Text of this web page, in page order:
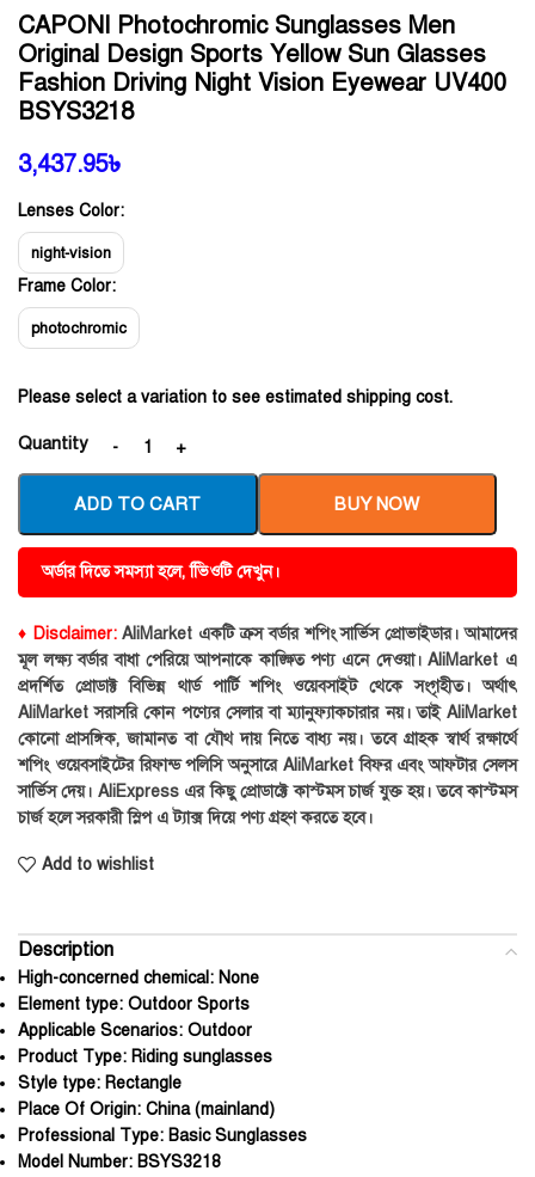
CAPONI Photochromic Sunglasses Men
Original Design Sports Yellow Sun Glasses
Fashion Driving Night Vision Eyewear UV400
BSYS3218
3,437.95৳
Lenses Color:
night-vision
Frame Color:
photochromic
Please select a variation to see estimated shipping cost.
Quantity
ADD TO CART BUY NOW
অর্ডার দিতে সমস্যা হলে, ভিিওটি দেখুন।
♦ Disclaimer:AliMarket একটি ক্রস বর্ডার শপিং সার্ভিস প্রোভাইডার। আমাদের
মূল লক্ষ্য বর্ডার বাধা পেরিয়ে আপনাকে কাঙ্ক্ষিত পণ্য এনে দেওয়া। AliMarket এ
প্রদর্শিত প্রোডাক্ট বিভিন্ন থার্ড পার্টি শপিং ওয়েবসাইট থেকে সংগৃহীত। অর্থাৎ
AliMarket সরাসরি কোন পণ্যের সেলার বা ম্যানুফ্যাকচারার নয়। তাই AliMarket
কোনো প্রাসঙ্গিক, জামানত বা যৌথ দায় নিতে বাধ্য নয়। তবে গ্রাহক স্বার্থ রক্ষার্থে
শপিং ওয়েবসাইটের রিফান্ড পলিসি অনুসারে AliMarket বিফর এবং আফটার সেলস
সার্ভিস দেয়। AliExpress এর কিছু প্রোডাক্টে কাস্টমস চার্জ যুক্ত হয়। তবে কাস্টমস
চার্জ হলে সরকারী স্লিপ এ ট্যাক্স দিয়ে পণ্য গ্রহণ করতে হবে।
Add to wishlist
Description
High-concerned chemical: None
Element type: Outdoor Sports
Applicable Scenarios: Outdoor
Product Type: Riding sunglasses
Style type: Rectangle
Place Of Origin: China (mainland)
Professional Type: Basic Sunglasses
Model Number: BSYS3218